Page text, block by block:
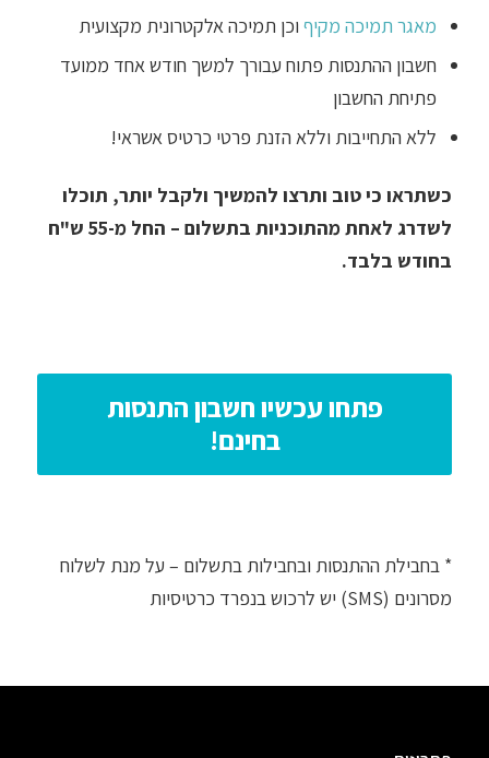
מאגר תמיכה מקיףוכן תמיכה אלקטרונית מקצועית
חשבון ההתנסות פתוח עבורך למשך חודש אחד ממועד
פתיחת החשבון
ללא התחייבות וללא הזנת פרטי כרטיס אשראי!
כשתראו כי טוב ותרצו להמשיך ולקבל יותר, תוכלו
לשדרג לאחת מהתוכניות בתשלום – החל מ-55 ש"ח
בחודש בלבד.
פתחו עכשיו חשבון התנסות
בחינם!
* בחבילת ההתנסות ובחבילות בתשלום – על מנת לשלוח
מסרונים (SMS) יש לרכוש בנפרד כרטיסיות